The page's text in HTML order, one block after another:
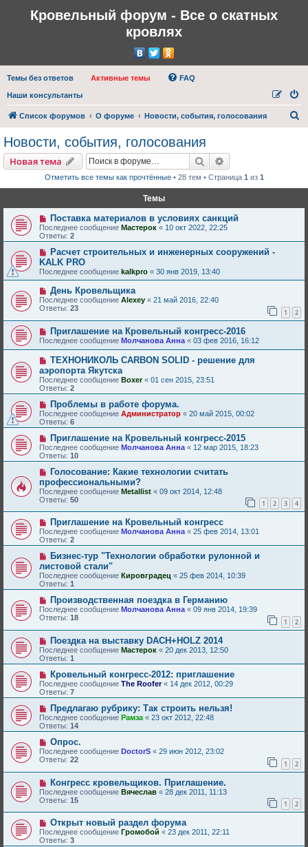
Кровельный форум - Все о скатных
кровлях
Темы без ответов Активные темы FAQ
Наши консультанты
Список форумов О форуме Новости, события, голосования
Новости, события, голосования
Новая тема Поиск
Отметить все темы как прочтённые• 28 тем • Страница 1 из 1
Темы
Поставка материалов в условиях санкций
Последнее сообщение Мастерок « 10 окт 2022, 22:25
Ответы: 2
Расчет строительных и инженерных сооружений -
KALK PRO
Последнее сообщение kalkpro « 30 янв 2019, 13:40
День Кровельщика
Последнее сообщение Alexey « 21 май 2016, 22:40
Ответы: 23 1 2
Приглашение на Кровельный конгресс-2016
Последнее сообщение Молчанова Анна « 03 фев 2016, 16:12
ТЕХНОНИКОЛЬ CARBON SOLID - решение для
аэропорта Якутска
Последнее сообщение Boxer« 01 сен 2015, 23:51
Ответы: 2
Проблемы в работе форума.
Последнее сообщение Администратор « 20 май 2015, 00:02
Ответы: 6
Приглашение на Кровельный конгресс-2015
Последнее сообщение Молчанова Анна « 12 мар 2015, 18:23
Ответы: 10
Голосование: Какие технологии считать
профессиональными?
Последнее сообщение Metallist « 09 окт 2014, 12:48
Ответы: 50 1 2 3 4
Приглашение на Кровельный конгресс
Последнее сообщение Молчанова Анна « 25 фев 2014, 13:01
Ответы: 2
Бизнес-тур "Технологии обработки рулонной и
листовой стали"
Последнее сообщение Кировградец « 25 фев 2014, 10:39
Ответы: 1
Производственная поездка в Германию
Последнее сообщение Молчанова Анна « 09 янв 2014, 19:39
Ответы: 18 1 2
Поездка на выставку DACH+HOLZ 2014
Последнее сообщение Мастерок « 20 дек 2013, 12:50
Ответы: 1
Кровельный конгресс-2012: приглашение
Последнее сообщение The Roofer« 14 дек 2012, 00:29
Ответы: 7
Предлагаю рубрику: Так строить нельзя!
Последнее сообщение Рамза « 23 окт 2012, 22:48
Ответы: 14
Опрос.
Последнее сообщение DoctorS « 29 июн 2012, 23:02
Ответы: 22 1 2
Конгресс кровельщиков. Приглашение.
Последнее сообщение Вячеслав « 28 дек 2011, 11:13
Ответы: 15 1 2
Открыт новый раздел форума
Последнее сообщение Громобой « 23 дек 2011, 22:11
Ответы: 3